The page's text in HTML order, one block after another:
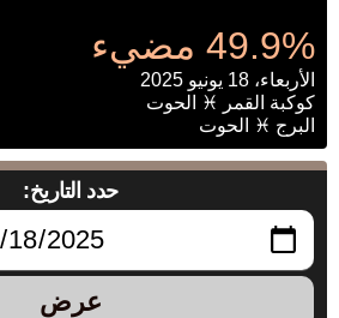
49.9% مضيء
الأربعاء، 18 يونيو 2025
كوكبة القمر ♓ الحوت
البرج ♓ الحوت
حدد التاريخ:
عرض